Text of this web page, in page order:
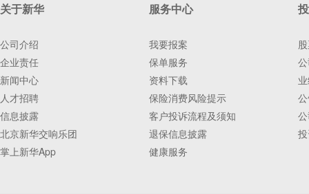
关于新华
公司介绍
企业责任
新闻中心
人才招聘
信息披露
北京新华交响乐团
掌上新华App
服务中心
我要报案
保单服务
资料下载
保险消费风险提示
客户投诉流程及须知
退保信息披露
健康服务